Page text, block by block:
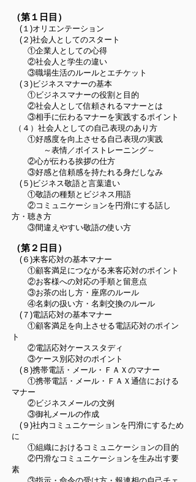
（第１日目）
(１)オリエンテーション
(２)社会人としてのスタート
①企業人としての心得
②社会人と学生の違い
③職場生活のルールとエチケット
(３)ビジネスマナーの基本
①ビジネスマナーの役割と目的
②社会人として信頼されるマナーとは
③相手に伝わるマナーを実践するポイント
（４）社会人としての自己表現のあり方
①好感度を向上させる自己表現の実践
～表情／ボイストレーニング～
②心が伝わる挨拶の仕方
③好感と信頼感を持たれる身だしなみ
(５)ビジネス敬語と言葉遣い
①敬語の種類とビジネス用語
②コミュニケーションを円滑にする話し
方・聴き方
③間違えやすい敬語の使い方
（第２日目）
(６)来客応対の基本マナー
①顧客満足につながる来客応対のポイント
②お客様への対応の手順と留意点
③お茶の出し方・座席のルール
④名刺の扱い方・名刺交換のルール
(７)電話応対の基本マナー
①顧客満足を向上させる電話応対のポイン
ト
②電話応対ケーススタディ
③ケース別応対のポイント
(８)携帯電話・メール・ＦＡＸのマナー
①携帯電話・メール・ＦＡＸ通信における
マナー
②ビジネスメールの文例
③御礼メールの作成
(９)社内コミュニケーションを円滑にするため
に
①組織におけるコミュニケーションの目的
②円滑なコミュニケーションを生み出す要
素